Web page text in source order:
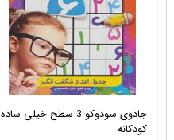
جادوی سودوکو 3 سطح خیلی ساده
کودکانه